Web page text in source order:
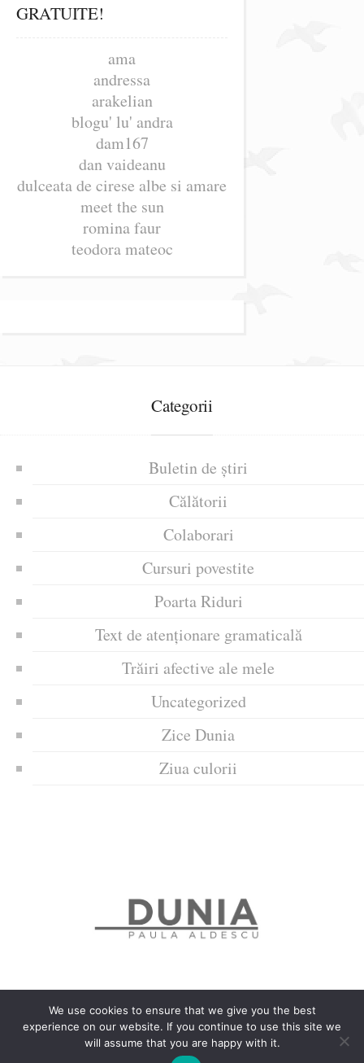
GRATUITE!
ama
andressa
arakelian
blogu' lu' andra
dam167
dan vaideanu
dulceata de cirese albe si amare
meet the sun
romina faur
teodora mateoc
Categorii
Buletin de știri
Călătorii
Colaborari
Cursuri povestite
Poarta Riduri
Text de atenționare gramaticală
Trăiri afective ale mele
Uncategorized
Zice Dunia
Ziua culorii
Politica de confidențialitate
Politică privind fișierele cookies
Copyrights © 2018 Dunia
We use cookies to ensure that we give you the best
experience on our website. If you continue to use this site we
will assume that you are happy with it.